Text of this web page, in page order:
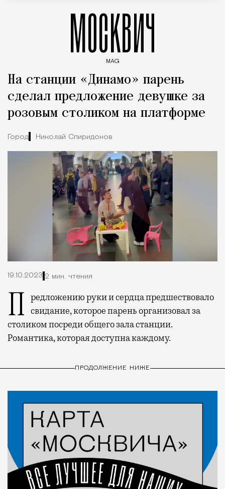
МОСКВИЧ
MAG
На станции «Динамо» парень
сделал предложение девушке за
розовым столиком на платформе
Город Николай Спиридонов
19.10.2023 2 мин. чтения
Предложению руки и сердца предшествовало свидание, которое парень организовал за
столиком посреди общего зала станции.
Романтика, которая доступна каждому.
ПРОДОЛЖЕНИЕ НИЖЕ